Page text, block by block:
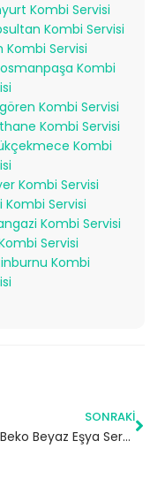
Kombi Servisi
Kombi Servisi
Kombi Servisi
Kombi
Kombi Servisi
Kombi Servisi
Kombi
Kombi Servisi
Kombi Servisi
Kombi Servisi
Servisi
Kombi
SONRAKI
Silivri Beko Beyaz Eşya Servisi